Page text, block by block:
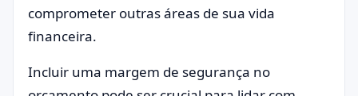
comprometer outras áreas de sua vida
financeira.
Incluir uma margem de segurança no